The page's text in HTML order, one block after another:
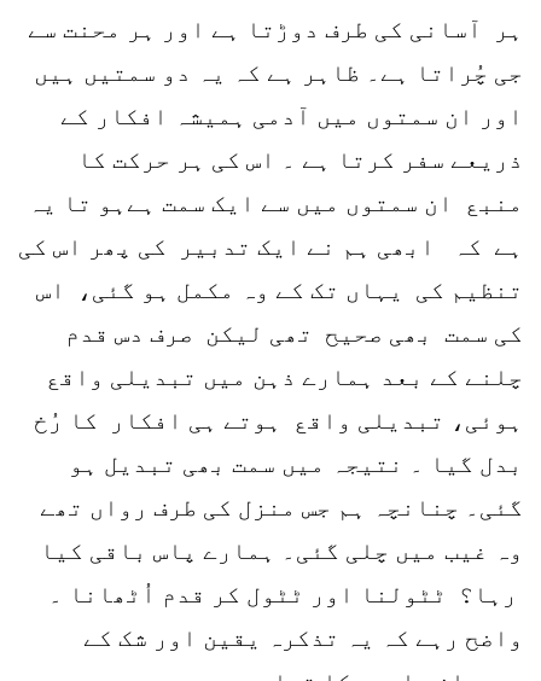
ہر آسانی کی طرف دوڑتا ہے اور ہر محنت سے
جی چُراتا ہے۔ ظاہر ہے کہ یہ دو سمتیں ہیں
اور ان سمتوں میں آدمی ہمیشہ افکار کے
ذریعے سفر کرتا ہے ۔ اس کی ہر حرکت کا
منبع ان سمتوں میں سے ایک سمت ہےہو تا یہ
ہے کہ ابھی ہم نے ایک تدبیر کی پھر اس کی
تنظیم کی یہاں تک کے وہ مکمل ہو گئی، اس
کی سمت بھی صحیح تھی لیکن صرف دس قدم
چلنے کے بعد ہمارے ذہن میں تبدیلی واقع
ہوئی، تبدیلی واقع ہوتے ہی افکار کا رُخ
بدل گیا ۔ نتیجہ میں سمت بھی تبدیل ہو
گئی۔ چنانچہ ہم جس منزل کی طرف رواں تھے
وہ غیب میں چلی گئی۔ ہمارے پاس باقی کیا
رہا؟ ٹٹولنا اور ٹٹول کر قدم اُٹھانا ۔
واضح رہے کہ یہ تذکرہ یقین اور شک کے